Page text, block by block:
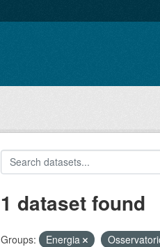
1 dataset found
Groups: Energia